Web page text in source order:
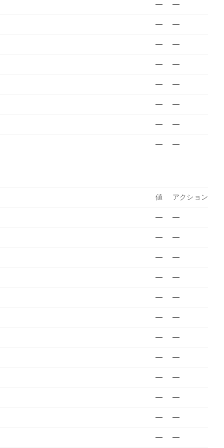
— —
— —
— —
— —
— —
— —
— —
— —
値 アクション
— —
— —
— —
— —
— —
— —
— —
— —
— —
— —
— —
— —